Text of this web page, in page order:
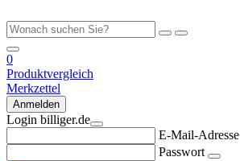
0
Produktvergleich
Merkzettel
Anmelden
Login billiger.de
E-Mail-Adresse
Passwort